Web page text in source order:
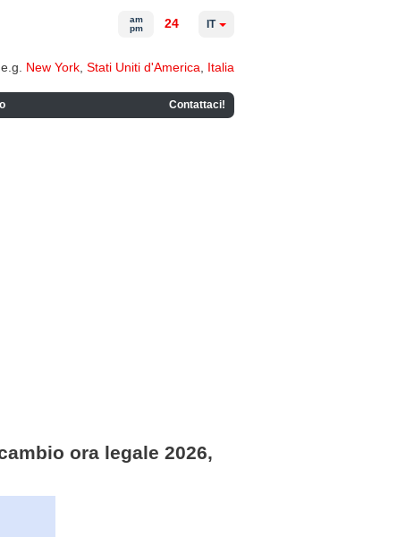
e.g. New York Stati Uniti d'America Italia
Contattaci!
am
pm
24 IT
ora legale 2026,